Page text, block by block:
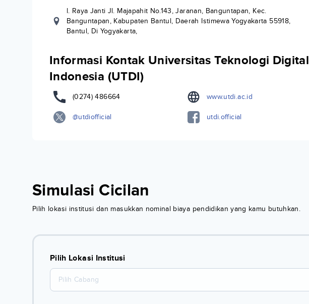
l. Raya Janti Jl. Majapahit No.143, Jaranan, Banguntapan, Kec.
Banguntapan, Kabupaten Bantul, Daerah Istimewa Yogyakarta 55918,
Bantul, Di Yogyakarta,
Informasi Kontak Universitas Teknologi Digital
Indonesia (UTDI)
(0274) 486664 www.utdi.ac.id
@utdiofficial utdi.official
Simulasi Cicilan
Pilih lokasi institusi dan masukkan nominal biaya pendidikan yang kamu butuhkan.
Pilih Lokasi Institusi
Pilih Cabang